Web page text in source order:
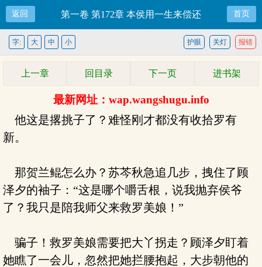
返回 第一卷 第172章 本侯用一生来偿还 首页
报错
关灯
护眼
字: 大 中 小
上一章 回目录 下一页 进书架
最新网址：wap.wangshugu.info
他这是撂挑子了？难怪刚才都没有收拾罗有
新。
那贺兰鲲怎么办？苏芩秋急追几步，拽住了顾
泽夕的袖子：“这是哪个嚼舌根，说我抛弃侯爷
了？我只是陪我师父来救罗美娘！”
骗子！救罗美娘需要把大丫拐走？顾泽夕盯着
她瞧了一会儿，忽然把她拦腰抱起，大步朝他的